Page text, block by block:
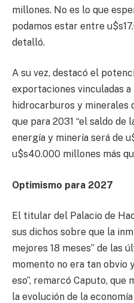
millones. No es lo que
podamos estar entre
detalló.
A su vez, destacó el
exportaciones vinculadas
hidrocarburos y minerales
que para 2031 “el saldo de
energía y minería será de
u$s40.000 millones más
Optimismo para 2027
El titular del Palacio de
sus dichos sobre que la
mejores 18 meses” de las
momento no era tan obvio
eso”, remarcó Caputo, que
la evolución de la